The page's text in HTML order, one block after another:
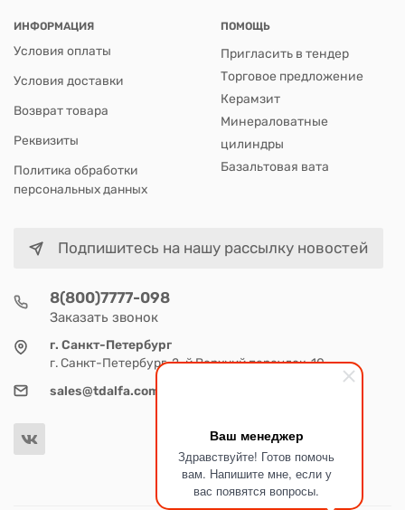
Ваш менеджер
Здравствуйте! Готов помочь
вам. Напишите мне, если у
вас появятся вопросы.
ИНФОРМАЦИЯ
Условия оплаты
Условия доставки
Возврат товара
Реквизиты
Политика обработки
персональных данных
ПОМОЩЬ
Пригласить в тендер
Торговое предложение
Керамзит
Минераловатные
цилиндры
Базальтовая вата
Подпишитесь на нашу рассылку новостей
8(800)7777-098
Заказать звонок
г. Санкт-Петербург
г. Санкт-Петербург, 2-й Верхний переулок, 10
sales@tdalfa.com